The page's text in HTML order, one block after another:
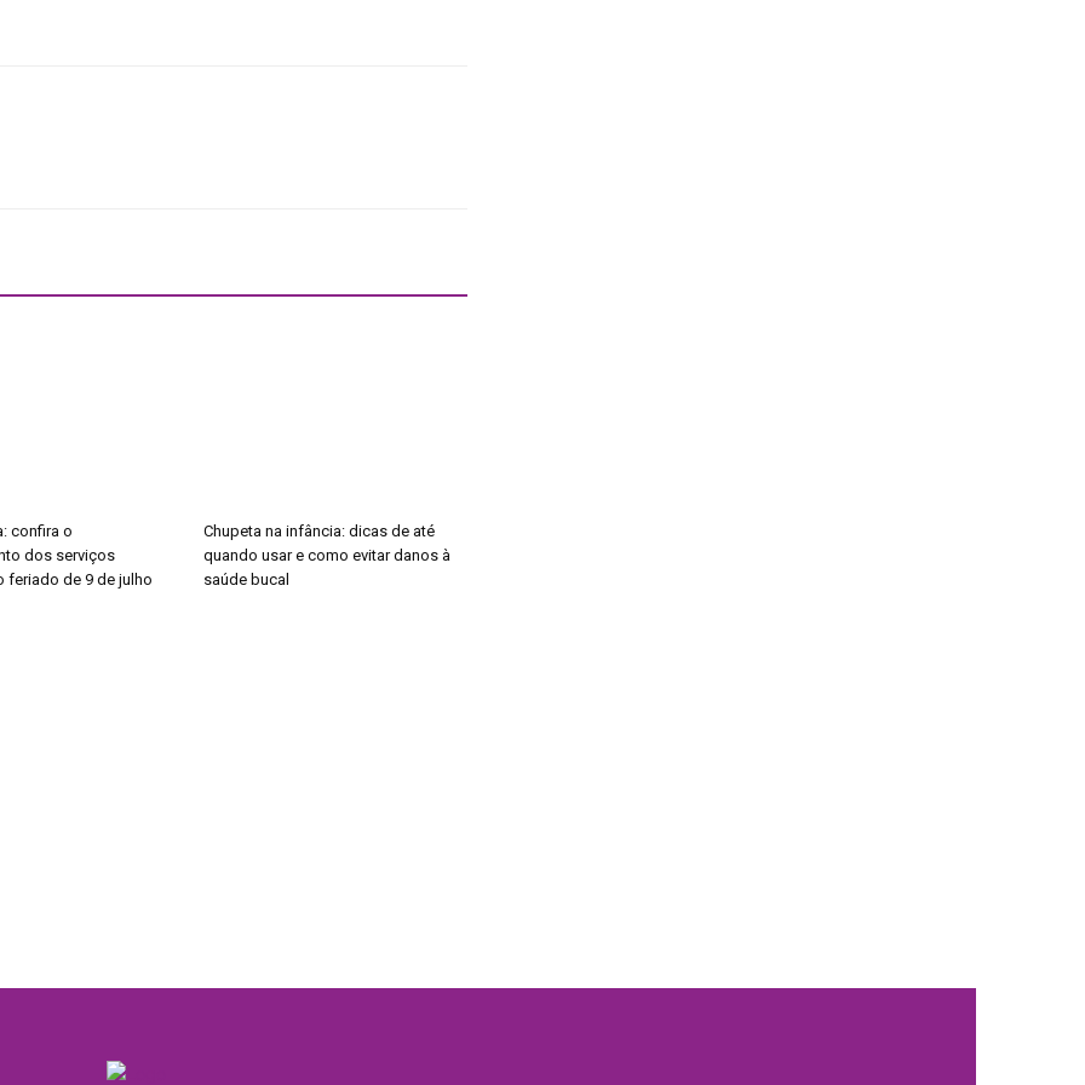
confira o
dos serviços
feriado de 9 de julho
Chupeta na infância: dicas de até
quando usar e como evitar danos à
saúde bucal